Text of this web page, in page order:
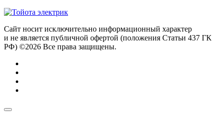
Сайт носит исключительно информационный характер
и не является публичной офертой (положения Статьи 437 ГК
РФ) ©2026 Все права защищены.